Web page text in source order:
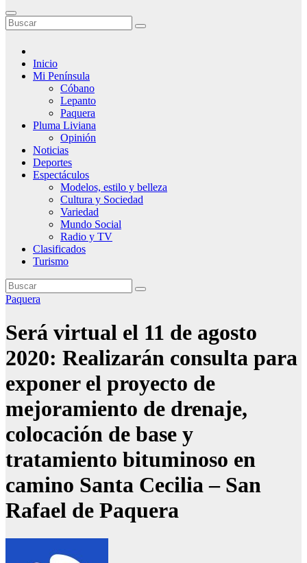
Inicio
Mi Península
Cóbano
Lepanto
Paquera
Pluma Liviana
Opinión
Noticias
Deportes
Espectáculos
Modelos, estilo y belleza
Cultura y Sociedad
Variedad
Mundo Social
Radio y TV
Clasificados
Turismo
Paquera
Será virtual el 11 de agosto
2020: Realizarán consulta para
exponer el proyecto de
mejoramiento de drenaje,
colocación de base y
tratamiento bituminoso en
camino Santa Cecilia – San
Rafael de Paquera